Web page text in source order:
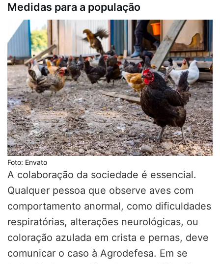
Medidas para a população
Foto: Envato
A colaboração da sociedade é essencial.
Qualquer pessoa que observe aves com
comportamento anormal, como dificuldades
respiratórias, alterações neurológicas, ou
coloração azulada em crista e pernas, deve
comunicar o caso à Agrodefesa. Em se